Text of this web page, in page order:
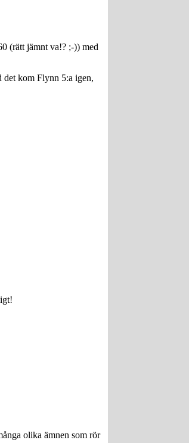
(rätt jämnt va!? ;-)) med
det kom Flynn 5:a igen,
olika ämnen som rör